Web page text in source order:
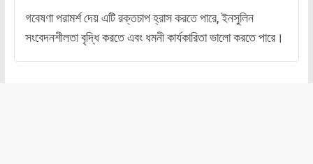
গবেষণা পরামর্শ দেয় এটি রক্তচাপ হ্রাস করতে পারে, ইনসুলিন
সংবেদনশীলতা বৃদ্ধি করতে এবং ধমনী কার্যকারিতা ভালো করতে পারে।